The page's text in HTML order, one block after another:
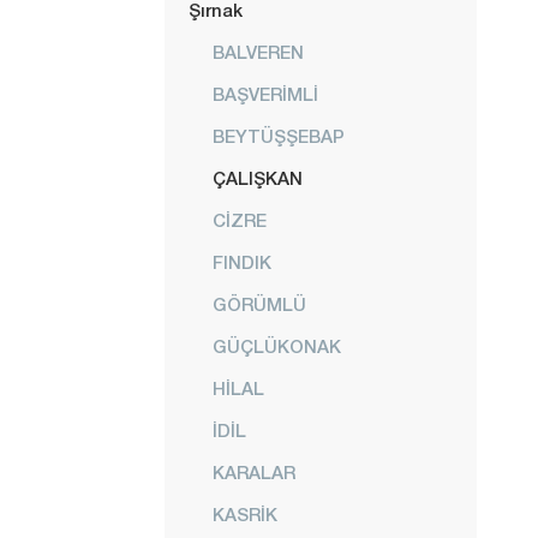
Şırnak
BALVEREN
BAŞVERİMLİ
BEYTÜŞŞEBAP
ÇALIŞKAN
CİZRE
FINDIK
GÖRÜMLÜ
GÜÇLÜKONAK
HİLAL
İDİL
KARALAR
KASRİK